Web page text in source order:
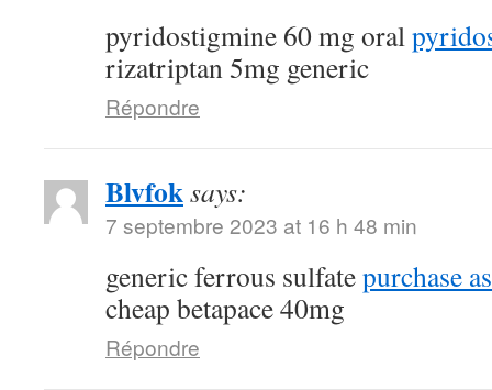
pyridostigmine 60 mg oral
rizatriptan 5mg generic
Répondre
Blvfoksays:
7 septembre 2023 at 16 h 48 min
generic ferrous sulfatepurchase
cheap betapace 40mg
Répondre